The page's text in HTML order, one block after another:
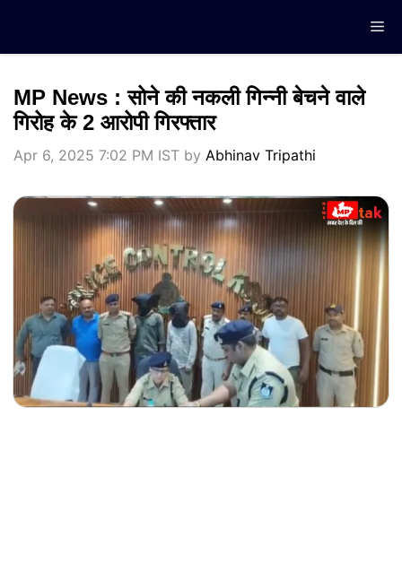
content
MP News : सोने की नकली गिन्नी बेचने वाले
गिरोह के 2 आरोपी गिरफ्तार
Apr 6, 2025 7:02 PM IST by Abhinav Tripathi